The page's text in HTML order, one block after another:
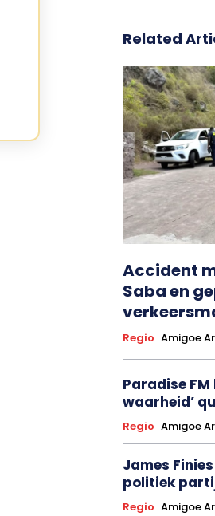
Related
Accident
Saba en
Regio Amigoe
Paradise FM
waarheid’
Regio Amigoe
James
politiek
Regio Amigoe